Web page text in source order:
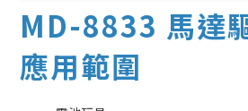
MD-8833 馬達
應用範圍